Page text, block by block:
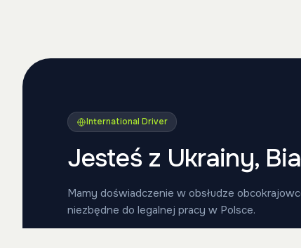
International Driver
Jesteś z Ukrainy,
Mamy doświadczenie w obsłudze
niezbędne do legalnej pracy w Polsce.